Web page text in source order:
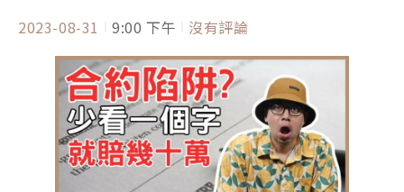
2023-08-31 9:00 下午 沒有評論